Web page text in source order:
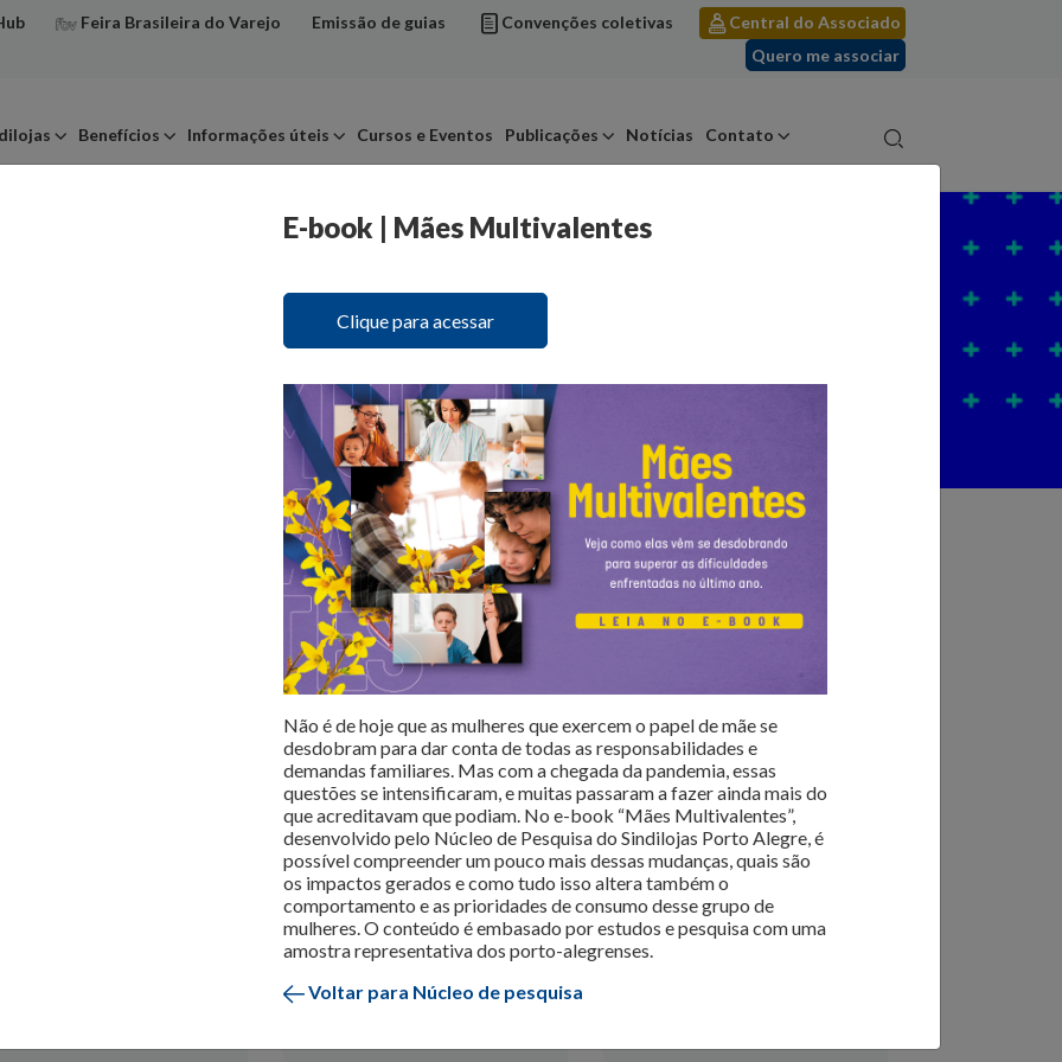
Feira Brasileira do Varejo Emissão de guias Convenções coletivas
Central do Associado
Quero me associar
Benefícios Informações úteis Cursos e Eventos Publicações Notícias Contato
realiza levantamentos sobre as questões mais importantes para o varejo da Capital. Dados deintenção de
são divulgados para que os lojistas possam organizar seus negócios da melhor forma.
, para inspirar os negócios em sua atualização e transformação.
Vendas do Varejo
E-book | Mães Multivalentes
Clique para acessar
Não é de hoje que as mulheres que exercem o papel de mãe se
desdobram para dar conta de todas as responsabilidades e
demandas familiares. Mas com a chegada da pandemia, essas
questões se intensificaram, e muitas passaram a fazer ainda mais do
que acreditavam que podiam. No e-book “Mães Multivalentes”,
desenvolvido pelo Núcleo de Pesquisa do Sindilojas Porto Alegre, é
possível compreender um pouco mais dessas mudanças, quais são
os impactos gerados e como tudo isso altera também o
comportamento e as prioridades de consumo desse grupo de
mulheres. O conteúdo é embasado por estudos e pesquisa com uma
amostra representativa dos porto-alegrenses.
Voltar para Núcleo de pesquisa